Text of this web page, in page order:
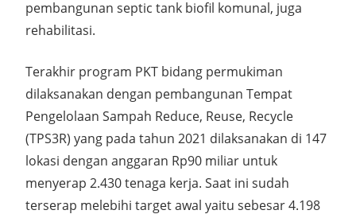
pembangunan septic tank biofil komunal, juga
rehabilitasi.
Terakhir program PKT bidang permukiman
dilaksanakan dengan pembangunan Tempat
Pengelolaan Sampah Reduce, Reuse, Recycle
(TPS3R) yang pada tahun 2021 dilaksanakan di 147
lokasi dengan anggaran Rp90 miliar untuk
menyerap 2.430 tenaga kerja. Saat ini sudah
terserap melebihi target awal yaitu sebesar 4.198